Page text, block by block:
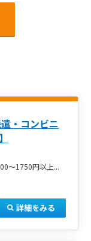
・コンビニ
～1750円以上...
詳細をみる